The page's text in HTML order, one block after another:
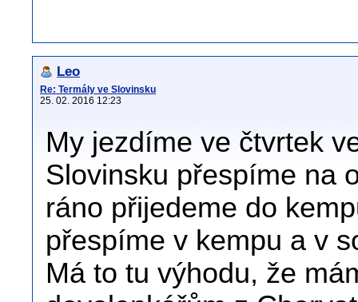
Leo
Re: Termály ve Slovinsku
25. 02. 2016 12:23
My jezdíme ve čtvrtek
Slovinsku přespíme na
ráno přijedeme do
přespíme v kempu a v
Má to tu výhodu, že